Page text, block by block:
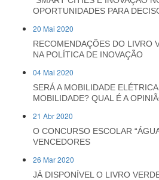
OPORTUNIDADES PARA
20 Mai 2020
RECOMENDAÇÕES DO LIVRO
NA POLÍTICA DE INOVAÇÃO
04 Mai 2020
SERÁ A MOBILIDADE
MOBILIDADE? QUAL É A
21 Abr 2020
O CONCURSO ESCOLAR
VENCEDORES
26 Mar 2020
JÁ DISPONÍVEL O LIVRO